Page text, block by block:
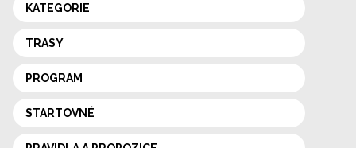
KATEGORIE
TRASY
PROGRAM
STARTOVNÉ